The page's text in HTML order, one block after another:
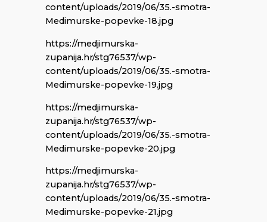
content/uploads/2019/06/35.-smotra-
Medimurske-popevke-18.jpg
https://medjimurska-
zupanija.hr/stg76537/wp-
content/uploads/2019/06/35.-smotra-
Medimurske-popevke-19.jpg
https://medjimurska-
zupanija.hr/stg76537/wp-
content/uploads/2019/06/35.-smotra-
Medimurske-popevke-20.jpg
https://medjimurska-
zupanija.hr/stg76537/wp-
content/uploads/2019/06/35.-smotra-
Medimurske-popevke-21.jpg